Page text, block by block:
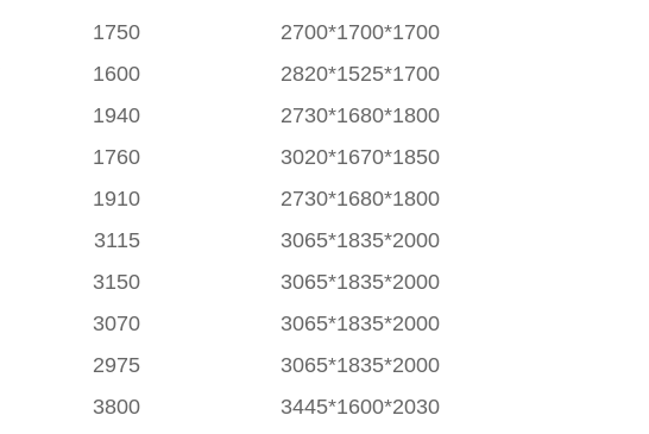
1750
2700*1700*1700
1600
2820*1525*1700
1940
2730*1680*1800
1760
3020*1670*1850
1910
2730*1680*1800
3115
3065*1835*2000
3150
3065*1835*2000
3070
3065*1835*2000
2975
3065*1835*2000
3800
3445*1600*2030